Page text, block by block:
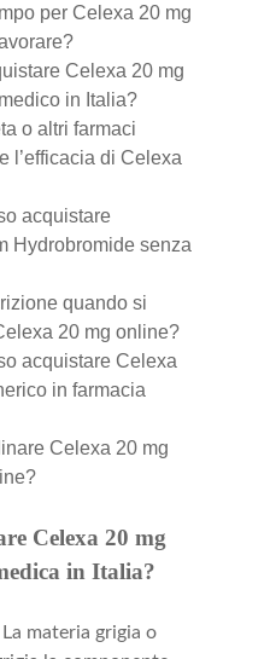
per Celexa 20 mg
Celexa 20 mg
in Italia?
o altri farmaci
l’efficacia di Celexa
acquistare
Hydrobromide senza
quando si
20 mg online?
acquistare Celexa
in farmacia
Celexa 20 mg
Celexa 20 mg
in Italia?
materia grigia o